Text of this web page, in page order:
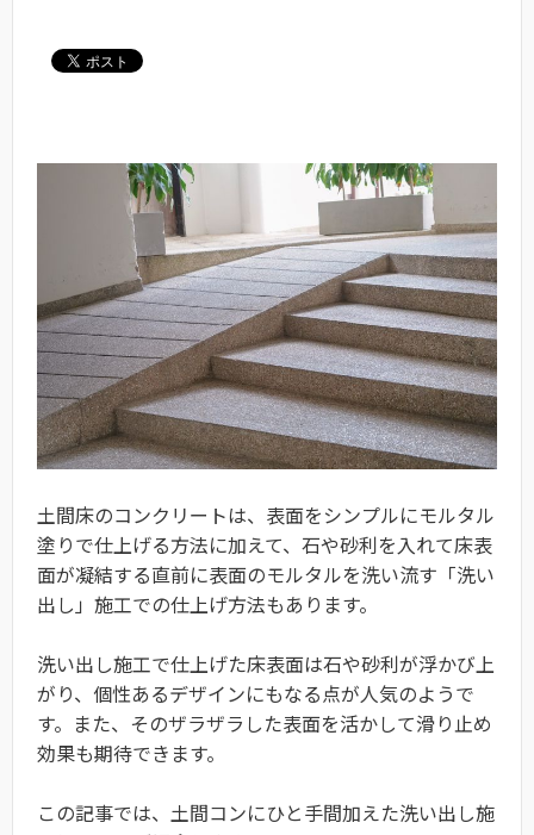
土間床のコンクリートは、表面をシンプルにモルタル
塗りで仕上げる方法に加えて、石や砂利を入れて床表
面が凝結する直前に表面のモルタルを洗い流す「洗い
出し」施工での仕上げ方法もあります。
洗い出し施工で仕上げた床表面は石や砂利が浮かび上
がり、個性あるデザインにもなる点が人気のようで
す。また、そのザラザラした表面を活かして滑り止め
効果も期待できます。
この記事では、土間コンにひと手間加えた洗い出し施